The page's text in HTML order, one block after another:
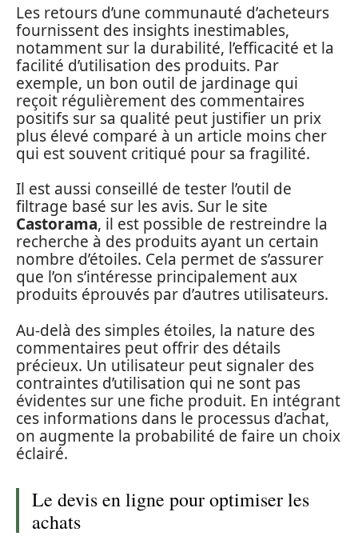
Les retours d’une communauté d’acheteurs
fournissent des insights inestimables,
notamment sur la durabilité, l’efficacité et la
facilité d’utilisation des produits. Par
exemple, un bon outil de jardinage qui
reçoit régulièrement des commentaires
positifs sur sa qualité peut justifier un prix
plus élevé comparé à un article moins cher
qui est souvent critiqué pour sa fragilité.
Il est aussi conseillé de tester l’outil de
filtrage basé sur les avis. Sur le site
Castorama, il est possible de restreindre la
recherche à des produits ayant un certain
nombre d’étoiles. Cela permet de s’assurer
que l’on s’intéresse principalement aux
produits éprouvés par d’autres utilisateurs.
Au-delà des simples étoiles, la nature des
commentaires peut offrir des détails
précieux. Un utilisateur peut signaler des
contraintes d’utilisation qui ne sont pas
évidentes sur une fiche produit. En intégrant
ces informations dans le processus d’achat,
on augmente la probabilité de faire un choix
éclairé.
Le devis en ligne pour optimiser les
achats